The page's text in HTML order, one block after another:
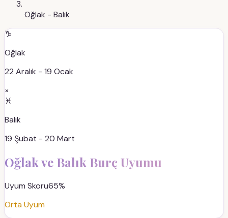
Oğlak - Balık
♑
Oğlak
22 Aralık - 19 Ocak
×
♓
Balık
19 Şubat - 20 Mart
Oğlakve Balık Burç Uyumu
Uyum Skoru65%
Orta Uyum